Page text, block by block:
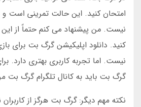
امتحان کنید. این حالت تمرینی است و
نیست. من پیشنهاد می کنم حتماً از این
کنید. دانلود اپلیکیشن گرگ بت برای
نیست. اما تجربه کاربری بهتری دارد.
گرگ بت باید به کانال تلگرام گرگ بت
نکته مهم دیگر: گرگ بت هرگز از